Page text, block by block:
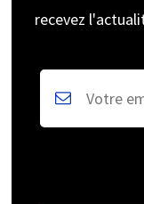
recevez